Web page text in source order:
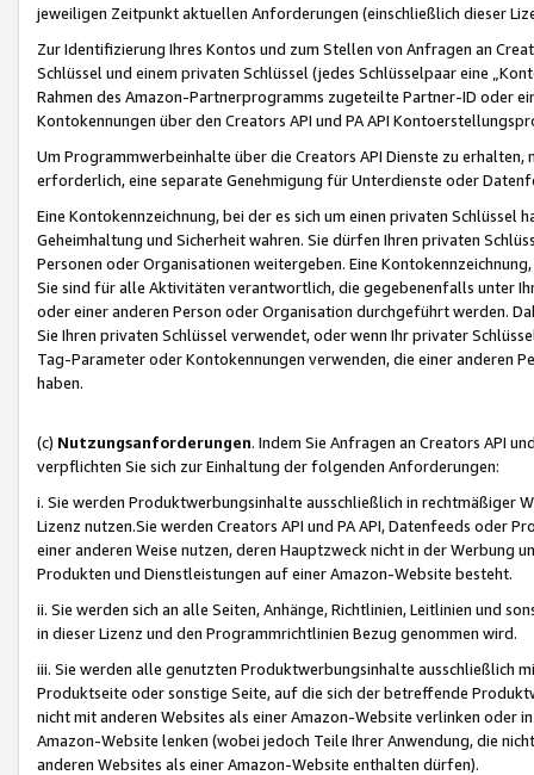
jeweiligen Zeitpunkt aktuellen Anforderungen (einschließlich dieser
Zur Identifizierung Ihres Kontos und zum Stellen von Anfragen an
Schlüssel und einem privaten Schlüssel (jedes Schlüsselpaar eine
Rahmen des Amazon-Partnerprogramms zugeteilte Partner-ID oder
Kontokennungen über den Creators API und PA API
Um Programmwerbeinhalte über die Creators API Dienste zu
erforderlich, eine separate Genehmigung für Unterdienste oder
Eine Kontokennzeichnung, bei der es sich um einen privaten
Geheimhaltung und Sicherheit wahren. Sie dürfen Ihren privaten
Personen oder Organisationen weitergeben. Eine
Sie sind für alle Aktivitäten verantwortlich, die gegebenenfalls unter
oder einer anderen Person oder Organisation durchgeführt werden.
Sie Ihren privaten Schlüssel verwendet, oder wenn Ihr privater
Tag-Parameter oder Kontokennungen verwenden, die einer anderen
haben.
(c) Nutzungsanforderungen. Indem Sie Anfragen an Creators API
verpflichten Sie sich zur Einhaltung der folgenden Anforderungen:
i. Sie werden Produktwerbungsinhalte ausschließlich in rechtmäßiger
Lizenz nutzen.Sie werden Creators API und PA API, Datenfeeds oder
einer anderen Weise nutzen, deren Hauptzweck nicht in der Werbung
Produkten und Dienstleistungen auf einer Amazon-Website besteht.
ii. Sie werden sich an alle Seiten, Anhänge, Richtlinien, Leitlinien und
in dieser Lizenz und den Programmrichtlinien Bezug genommen wird.
iii. Sie werden alle genutzten Produktwerbungsinhalte ausschließlich
Produktseite oder sonstige Seite, auf die sich der betreffende
nicht mit anderen Websites als einer Amazon-Website verlinken oder
Amazon-Website lenken (wobei jedoch Teile Ihrer Anwendung, die
anderen Websites als einer Amazon-Website enthalten dürfen).